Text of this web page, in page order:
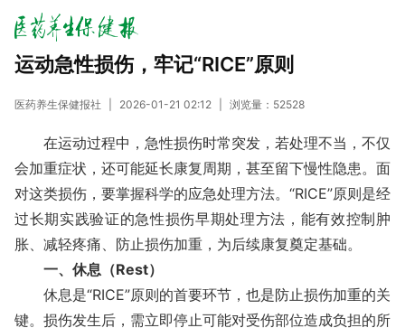
运动急性损伤，牢记“RICE”原则
医药养生保健报社 2026-01-21 02:12 浏览量： 52528
在运动过程中，急性损伤时常突发，若处理不当，不仅
会加重症状，还可能延长康复周期，甚至留下慢性隐患。面
对这类损伤，要掌握科学的应急处理方法。“RICE”原则是经
过长期实践验证的急性损伤早期处理方法，能有效控制肿
胀、减轻疼痛、防止损伤加重，为后续康复奠定基础。
一、休息（Rest）
休息是“RICE”原则的首要环节，也是防止损伤加重的关
键。损伤发生后，需立即停止可能对受伤部位造成负担的所